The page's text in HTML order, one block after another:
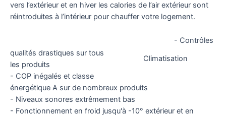
vers l’extérieur et en hiver les calories de l’air extérieur sont
réintroduites à l’intérieur pour chauffer votre logement.
Climatisation
- Contrôles
qualités drastiques sur tous
les produits
- COP inégalés et classe
énergétique A sur de nombreux produits
- Niveaux sonores extrêmement bas
- Fonctionnement en froid jusqu'à -10° extérieur et en